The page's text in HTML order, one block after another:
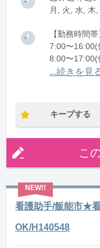
月, 火, 水, 木
【勤務時間
7:00〜16:00(
8:00〜17:00(
12:00〜
...続きを見
キープする
こ
看護助手/飯能市★
OK/H140548